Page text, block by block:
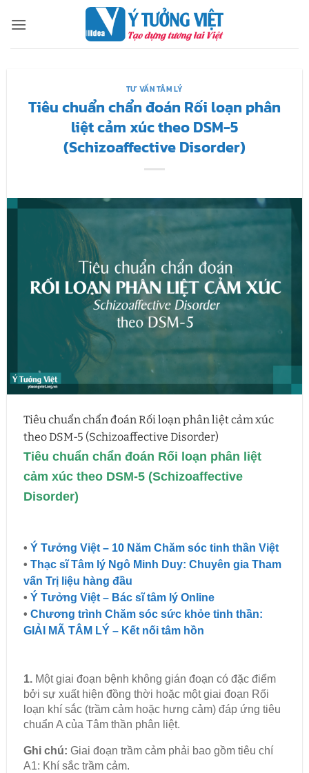
qua
TƯ VẤN TÂM LÝ
Tiêu chuẩn chẩn đoán Rối loạn phân
liệt cảm xúc theo DSM-5
(Schizoaffective Disorder)
Tiêu chuẩn chẩn đoán Rối loạn phân liệt cảm xúc
theo DSM-5 (Schizoaffective Disorder)
Tiêu chuẩn chẩn đoán Rối loạn phân liệt
cảm xúc theo DSM-5 (Schizoaffective
Disorder)
• Ý Tưởng Việt – 10 Năm Chăm sóc tinh thần Việt
• Thạc sĩ Tâm lý Ngô Minh Duy: Chuyên gia Tham
vấn Trị liệu hàng đầu
• Ý Tưởng Việt – Bác sĩ tâm lý Online
• Chương trình Chăm sóc sức khỏe tinh thần:
GIẢI MÃ TÂM LÝ – Kết nối tâm hồn
1. Một giai đoạn bệnh không gián đoạn có đặc điểm
bởi sự xuất hiện đồng thời hoặc một giai đoạn Rối
loạn khí sắc (trầm cảm hoặc hưng cảm) đáp ứng tiêu
chuẩn A của Tâm thần phân liệt.
Ghi chú: Giai đoạn trầm cảm phải bao gồm tiêu chí
A1: Khí sắc trầm cảm.